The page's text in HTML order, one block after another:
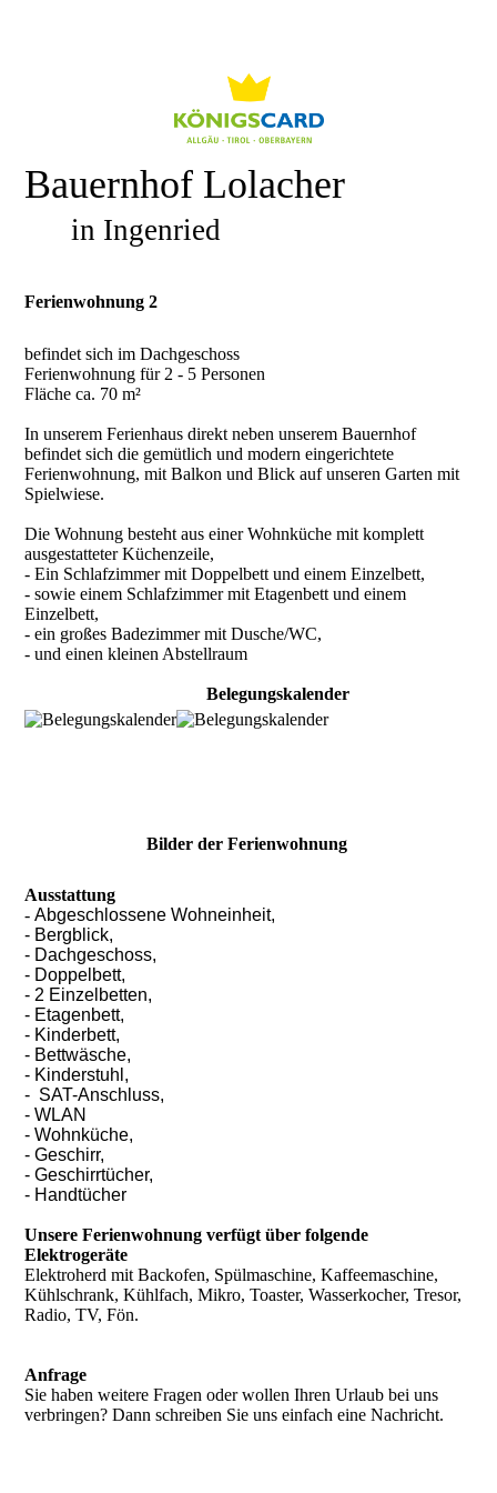
Bauernhof Lolacher
in Ingenried
Ferienwohnung 2
befindet sich im Dachgeschoss
Ferienwohnung für 2 - 5 Personen
Fläche ca. 70 m²
In unserem Ferienhaus direkt neben unserem Bauernhof
befindet sich die gemütlich und modern eingerichtete
Ferienwohnung, mit Balkon und Blick auf unseren Garten mit
Spielwiese.
Die Wohnung besteht aus einer Wohnküche mit komplett
ausgestatteter Küchenzeile,
- Ein Schlafzimmer mit Doppelbett und einem Einzelbett,
- sowie einem Schlafzimmer mit Etagenbett und einem
Einzelbett,
- ein großes Badezimmer mit Dusche/WC,
- und einen kleinen Abstellraum
Belegungskalender
Bilder der Ferienwohnung
Ausstattung
- Abgeschlossene Wohneinheit,
- Bergblick,
- Dachgeschoss,
- Doppelbett,
- 2 Einzelbetten,
- Etagenbett,
- Kinderbett,
- Bettwäsche,
- Kinderstuhl,
- SAT-Anschluss,
- WLAN
- Wohnküche,
- Geschirr,
- Geschirrtücher,
- Handtücher
Unsere Ferienwohnung verfügt über folgende
Elektrogeräte
Elektroherd mit Backofen, Spülmaschine, Kaffeemaschine,
Kühlschrank, Kühlfach, Mikro, Toaster, Wasserkocher, Tresor,
Radio, TV, Fön.
Anfrage
Sie haben weitere Fragen oder wollen Ihren Urlaub bei uns
verbringen? Dann schreiben Sie uns einfach eine Nachricht.